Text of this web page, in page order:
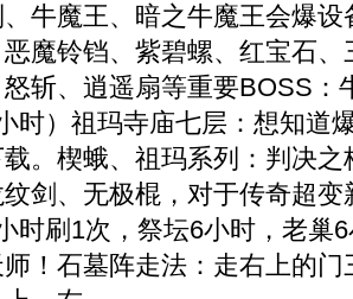
牛魔王、暗之牛魔王会爆
魔铃铛、紫碧螺、红宝石
斩、逍遥扇等重要BOSS：
时）祖玛寺庙七层：想知道
。楔蛾、祖玛系列：判决
剑、无极棍，对于传奇超
时刷1次，祭坛6小时，老巢
！石墓阵走法：走右上的门